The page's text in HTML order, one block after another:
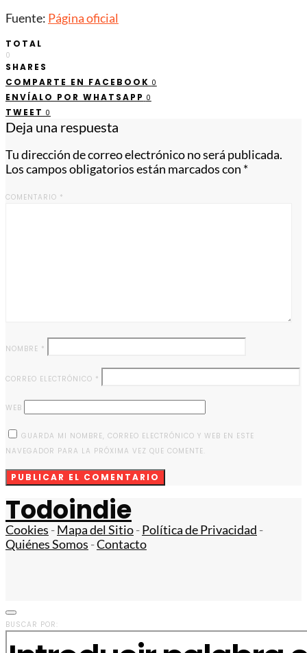
Fuente: Página oficial
TOTAL
0
SHARES
COMPARTE EN FACEBOOK 0
ENVÍALO POR WHATSAPP 0
TWEET 0
Deja una respuesta
Tu dirección de correo electrónico no será publicada.
Los campos obligatorios están marcados con *
COMENTARIO *
NOMBRE *
CORREO ELECTRÓNICO *
WEB
GUARDA MI NOMBRE, CORREO ELECTRÓNICO Y WEB EN ESTE
NAVEGADOR PARA LA PRÓXIMA VEZ QUE COMENTE.
Todoindie
Cookies -Mapa del Sitio-Política de Privacidad -
Quiénes Somos -Contacto
BUSCAR POR: